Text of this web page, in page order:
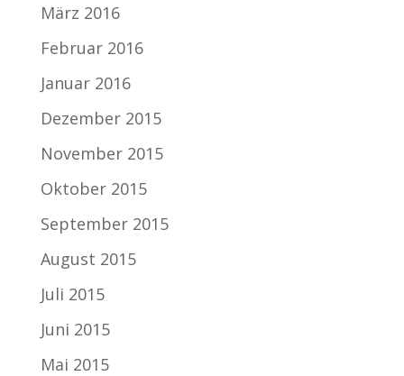
März 2016
Februar 2016
Januar 2016
Dezember 2015
November 2015
Oktober 2015
September 2015
August 2015
Juli 2015
Juni 2015
Mai 2015